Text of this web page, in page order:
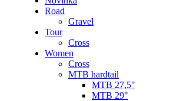
Road
Gravel
Tour
Cross
Women
Cross
MTB hardtail
MTB 27,5"
MTB 29"